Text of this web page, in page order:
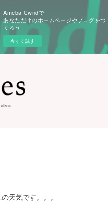
Ameba Owndで
あなただけのホームページやブログをつ
くろう
今すぐ試す
天気です。。。